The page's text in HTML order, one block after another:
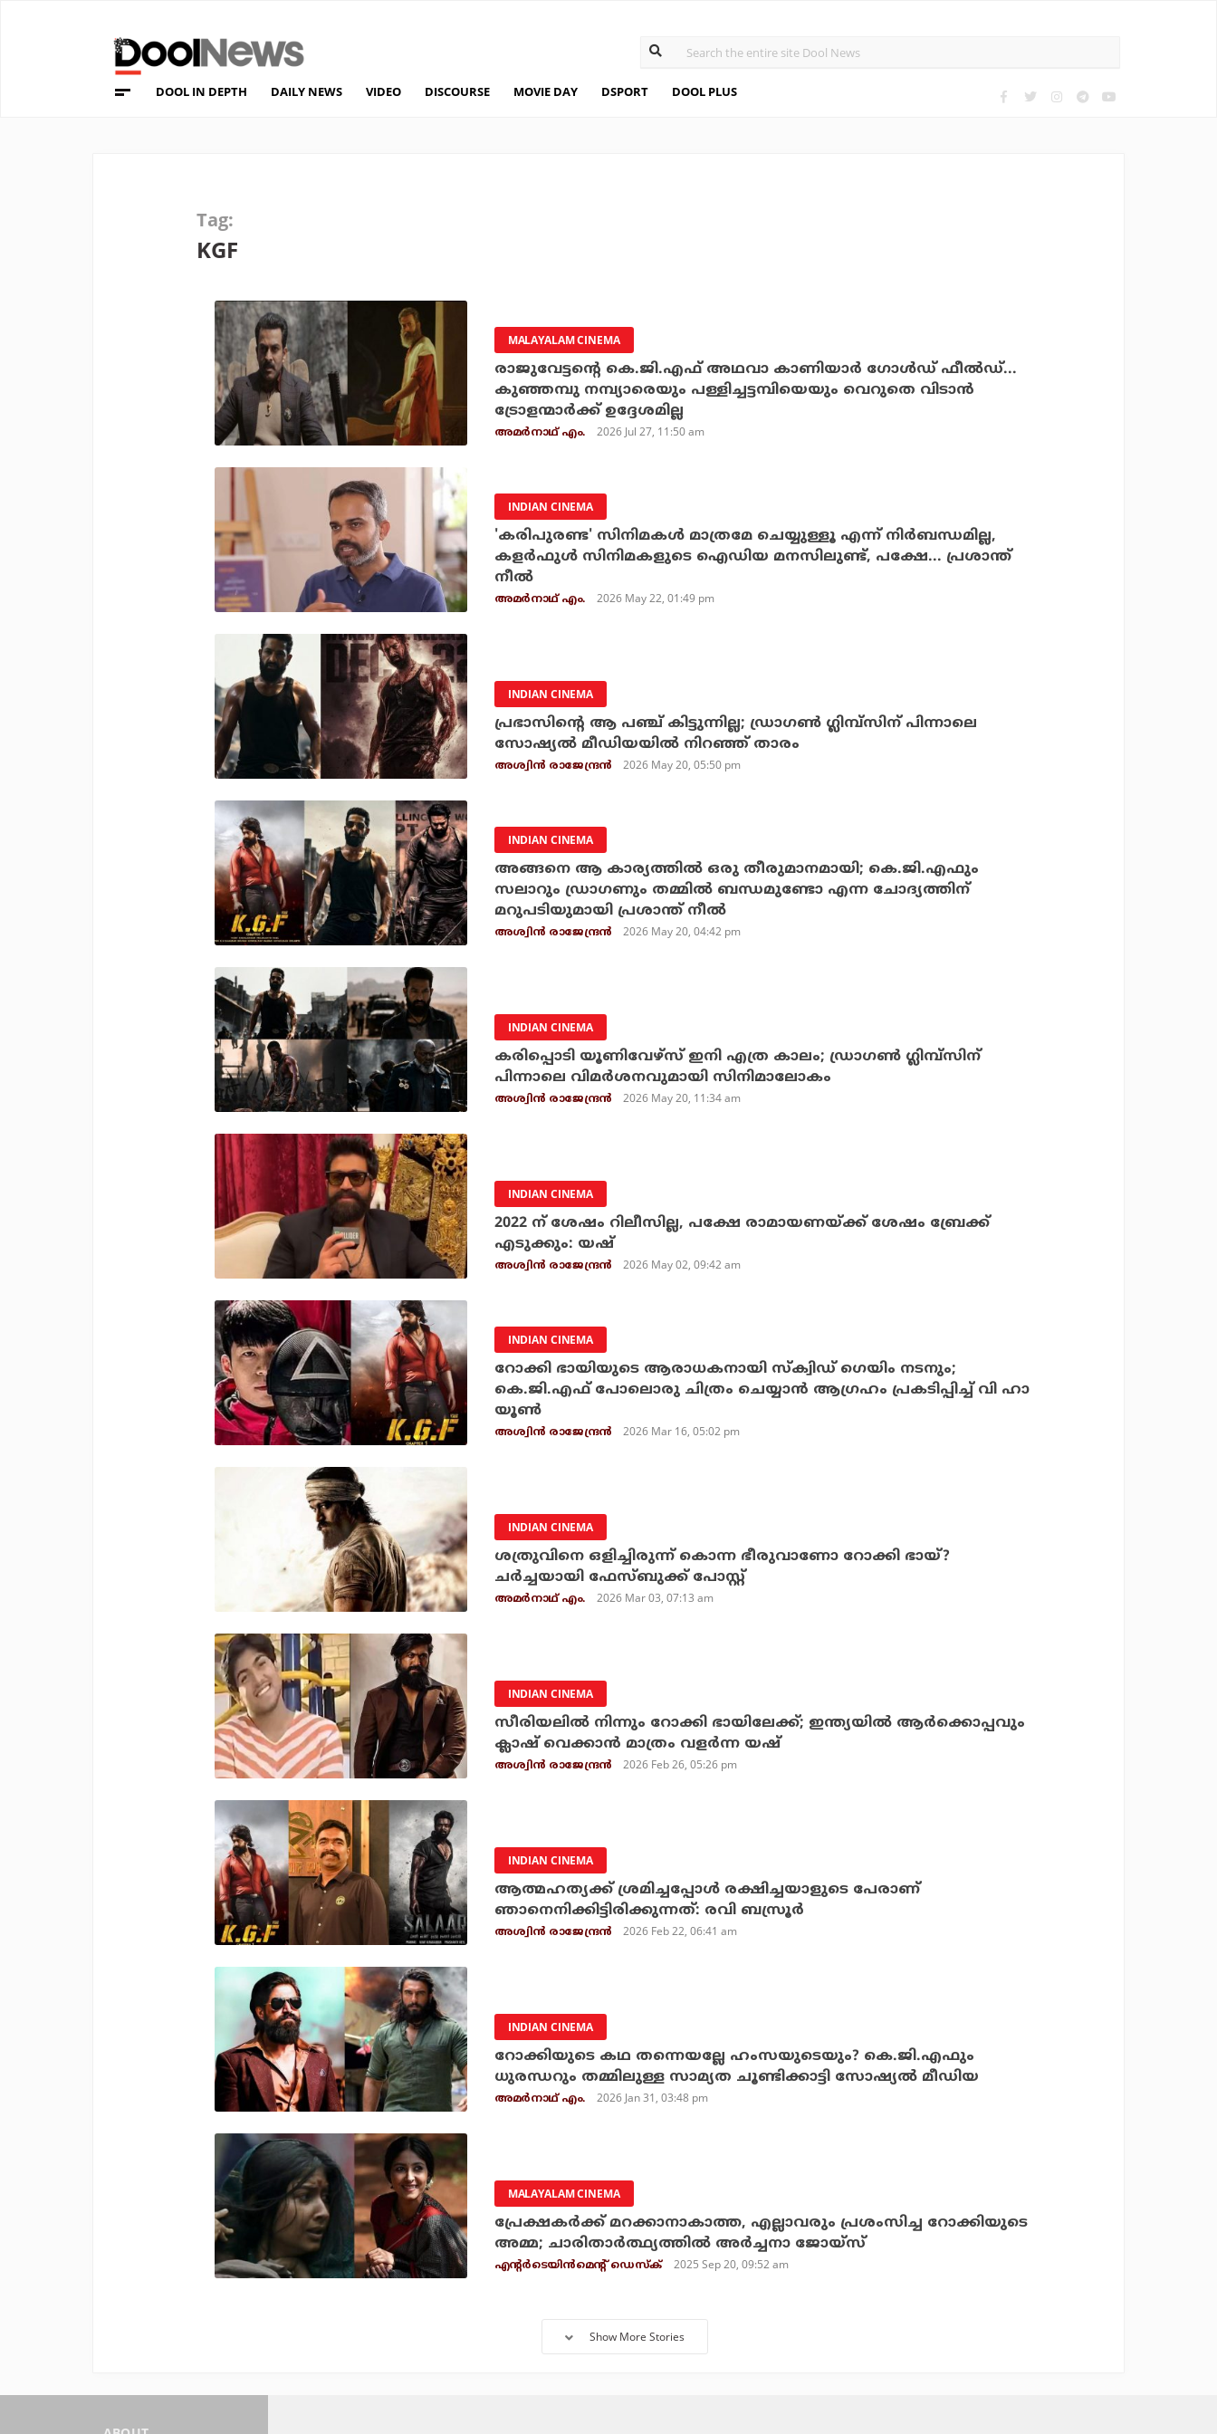
DOOL IN DEPTH DAILY NEWS VIDEO DISCOURSE MOVIE DAY DSPORT DOOL PLUS
Tag:
KGF
MALAYALAM CINEMA
രാജുവേട്ടന്റെ കെ.ജി.എഫ് അഥവാ കാണിയാര്‍ ഗോള്‍ഡ് ഫീല്‍ഡ്...
കുഞ്ഞമ്പു നമ്പ്യാരെയും പള്ളിച്ചട്ടമ്പിയെയും വെറുതെ വിടാന്‍
ട്രോളന്മാര്‍ക്ക് ഉദ്ദേശമില്ല
അമര്‍നാഥ് എം. 2026 Jul 27, 11:50 am
INDIAN CINEMA
'കരിപുരണ്ട' സിനിമകള്‍ മാത്രമേ ചെയ്യുള്ളൂ എന്ന് നിര്‍ബന്ധമില്ല,
കളര്‍ഫുള്‍ സിനിമകളുടെ ഐഡിയ മനസിലുണ്ട്, പക്ഷേ... പ്രശാന്ത്
നീല്‍
അമര്‍നാഥ് എം. 2026 May 22, 01:49 pm
INDIAN CINEMA
പ്രഭാസിന്റെ ആ പഞ്ച് കിട്ടുന്നില്ല; ഡ്രാഗണ്‍ ഗ്ലിമ്പ്‌സിന് പിന്നാലെ
സോഷ്യല്‍ മീഡിയയില്‍ നിറഞ്ഞ് താരം
അശ്വിന്‍ രാജേന്ദ്രന്‍ 2026 May 20, 05:50 pm
INDIAN CINEMA
അങ്ങനെ ആ കാര്യത്തില്‍ ഒരു തീരുമാനമായി; കെ.ജി.എഫും
സലാറും ഡ്രാഗണും തമ്മില്‍ ബന്ധമുണ്ടോ എന്ന ചോദ്യത്തിന്
മറുപടിയുമായി പ്രശാന്ത് നീല്‍
അശ്വിന്‍ രാജേന്ദ്രന്‍ 2026 May 20, 04:42 pm
INDIAN CINEMA
കരിപ്പൊടി യൂണിവേഴ്‌സ് ഇനി എത്ര കാലം; ഡ്രാഗണ്‍ ഗ്ലിമ്പ്‌സിന്
പിന്നാലെ വിമര്‍ശനവുമായി സിനിമാലോകം
അശ്വിന്‍ രാജേന്ദ്രന്‍ 2026 May 20, 11:34 am
INDIAN CINEMA
2022 ന് ശേഷം റിലീസില്ല, പക്ഷേ രാമായണയ്ക്ക് ശേഷം ബ്രേക്ക്
എടുക്കും: യഷ്
അശ്വിന്‍ രാജേന്ദ്രന്‍ 2026 May 02, 09:42 am
INDIAN CINEMA
റോക്കി ഭായിയുടെ ആരാധകനായി സ്‌ക്വിഡ് ഗെയിം നടനും;
കെ.ജി.എഫ് പോലൊരു ചിത്രം ചെയ്യാന്‍ ആഗ്രഹം പ്രകടിപ്പിച്ച് വി ഹാ
യൂണ്‍
അശ്വിന്‍ രാജേന്ദ്രന്‍ 2026 Mar 16, 05:02 pm
INDIAN CINEMA
ശത്രുവിനെ ഒളിച്ചിരുന്ന് കൊന്ന ഭീരുവാണോ റോക്കി ഭായ്?
ചര്‍ച്ചയായി ഫേസ്ബുക്ക് പോസ്റ്റ്
അമര്‍നാഥ് എം. 2026 Mar 03, 07:13 am
INDIAN CINEMA
സീരിയലില്‍ നിന്നും റോക്കി ഭായിലേക്ക്; ഇന്ത്യയില്‍ ആര്‍ക്കൊപ്പവും
ക്ലാഷ് വെക്കാന്‍ മാത്രം വളര്‍ന്ന യഷ്
അശ്വിന്‍ രാജേന്ദ്രന്‍ 2026 Feb 26, 05:26 pm
INDIAN CINEMA
ആത്മഹത്യക്ക് ശ്രമിച്ചപ്പോള്‍ രക്ഷിച്ചയാളുടെ പേരാണ്
ഞാനെനിക്കിട്ടിരിക്കുന്നത്: രവി ബസ്രൂര്‍
അശ്വിന്‍ രാജേന്ദ്രന്‍ 2026 Feb 22, 06:41 am
INDIAN CINEMA
റോക്കിയുടെ കഥ തന്നെയല്ലേ ഹംസയുടെയും? കെ.ജി.എഫും
ധുരന്ധറും തമ്മിലുള്ള സാമ്യത ചൂണ്ടിക്കാട്ടി സോഷ്യല്‍ മീഡിയ
അമര്‍നാഥ് എം. 2026 Jan 31, 03:48 pm
MALAYALAM CINEMA
പ്രേക്ഷകര്‍ക്ക് മറക്കാനാകാത്ത, എല്ലാവരും പ്രശംസിച്ച റോക്കിയുടെ
അമ്മ; ചാരിതാര്‍ത്ഥ്യത്തിൽ അര്‍ച്ചനാ ജോയ്‌സ്
എന്റര്‍ടെയിന്‍മെന്റ് ഡെസ്‌ക് 2025 Sep 20, 09:52 am
Show More Stories